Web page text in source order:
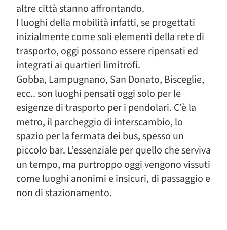
altre città stanno affrontando.
I luoghi della mobilità infatti, se progettati
inizialmente come soli elementi della rete di
trasporto, oggi possono essere ripensati ed
integrati ai quartieri limitrofi.
Gobba, Lampugnano, San Donato, Bisceglie,
ecc.. son luoghi pensati oggi solo per le
esigenze di trasporto per i pendolari. C’è la
metro, il parcheggio di interscambio, lo
spazio per la fermata dei bus, spesso un
piccolo bar. L’essenziale per quello che serviva
un tempo, ma purtroppo oggi vengono vissuti
come luoghi anonimi e insicuri, di passaggio e
non di stazionamento.